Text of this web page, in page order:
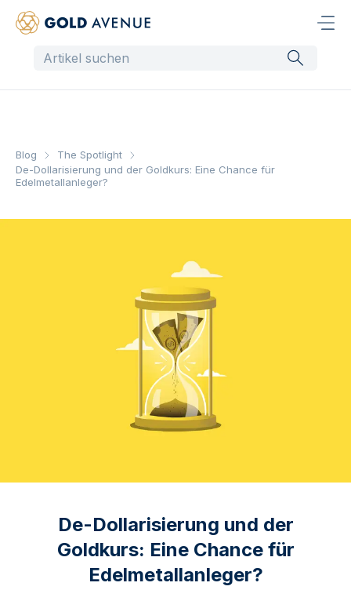
Blog
The Spotlight
De-Dollarisierung und der Goldkurs: Eine Chance für
Edelmetallanleger?
De-Dollarisierung und der
Goldkurs: Eine Chance für
Edelmetallanleger?